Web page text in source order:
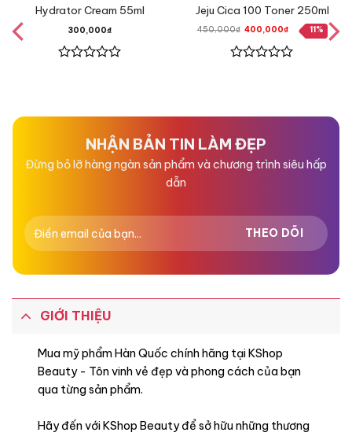
Hydrator Cream 55ml
300,000₫
5
Jeju Cica 100 Toner 250ml
450,000₫ Giá
gốc
450,000₫.
400,000₫Giá
hiện
là:
400,000₫.
11%
5
NHẬN BẢN TIN LÀM ĐẸP
Đừng bỏ lỡ hàng ngàn sản phẩm và chương trình siêu hấp
dẫn
GIỚI THIỆU
Mua mỹ phẩm Hàn Quốc chính hãng tại KShop
Beauty - Tôn vinh vẻ đẹp và phong cách của bạn
qua từng sản phẩm.
Hãy đến với KShop Beauty để sở hữu những thương